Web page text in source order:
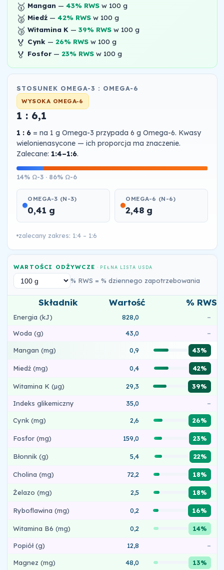
🥇 Mangan — 43% RWSw 100 g
🥈 Miedź— 42% RWSw 100 g
🥉 Witamina K — 39% RWSw 100 g
🏅 Cynk— 26% RWSw 100 g
🏅 Fosfor— 23% RWSw 100 g
STOSUNEK OMEGA-3 : OMEGA-6
WYSOKA OMEGA-6
1 : 6,1
1 : 6= na 1 g Omega-3 przypada 6 g Omega-6. Kwasy
wielonienasycone — ich proporcja ma znaczenie.
Zalecane: 1:4–1:6.
14% Ω-3 · 86% Ω-6
OMEGA-3 (N-3)
0,41 g
OMEGA-6 (N-6)
2,48 g
zalecany zakres: 1:4 – 1:6
WARTOŚCI ODŻYWCZE· PEŁNA LISTA USDA
% RWS = % dziennego zapotrzebowania
Składnik Wartość % RWS
Energia (kJ) 828,0
–
Woda (g)
43,0 –
Mangan (mg) 0,9 43%
Miedź (mg) 0,4 42%
Witamina K (µg) 29,3 39%
Indeks glikemiczny 35,0 –
Cynk (mg) 2,6 26%
Fosfor (mg) 159,0 23%
Błonnik (g) 5,4 22%
Cholina (mg) 72,2 18%
Żelazo (mg) 2,5 18%
Ryboflawina (mg) 0,2 16%
Witamina B6 (mg) 0,2 14%
Popiół (g) 12,8 –
Magnez (mg) 48,0 13%